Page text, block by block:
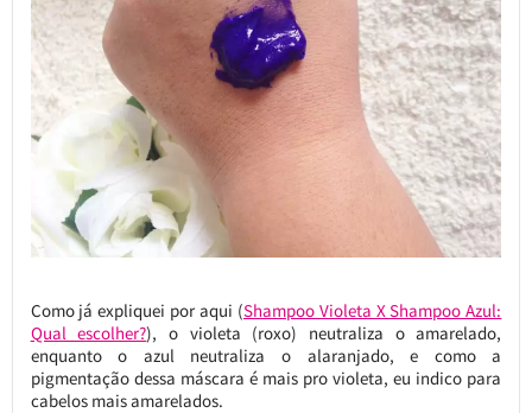
Como já expliquei por aqui (Shampoo Violeta X Shampoo Azul:
Qual escolher?), o violeta (roxo) neutraliza o amarelado,
enquanto o azul neutraliza o alaranjado, e como a
pigmentação dessa máscara é mais pro violeta, eu indico para
cabelos mais amarelados.